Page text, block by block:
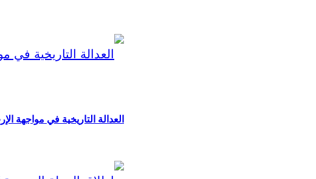
العدالة التاريخية في مواجهة